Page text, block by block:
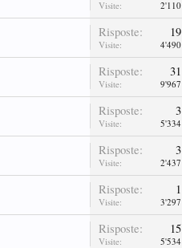
Visite: 2'110
Risposte: 19
Visite: 4'490
Risposte: 31
Visite: 9'967
Risposte: 3
Visite: 5'334
Risposte: 3
Visite: 2'437
Risposte: 1
Visite: 3'297
Risposte: 15
Visite: 5'534